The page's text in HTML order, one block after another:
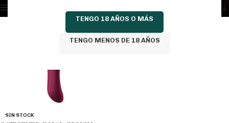
TENGO 18 AÑOS O MÁS
TENGO MENOS DE 18 AÑOS
SIN STOCK